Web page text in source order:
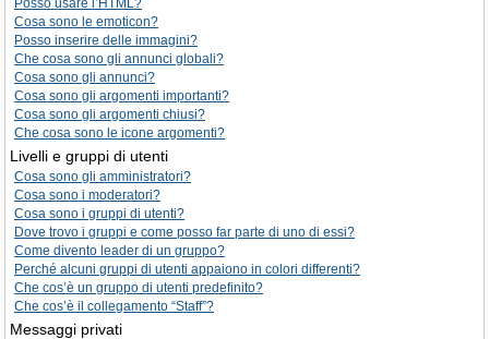
Posso usare l’HTML?
Cosa sono le emoticon?
Posso inserire delle immagini?
Che cosa sono gli annunci globali?
Cosa sono gli annunci?
Cosa sono gli argomenti importanti?
Cosa sono gli argomenti chiusi?
Che cosa sono le icone argomenti?
Livelli e gruppi di utenti
Cosa sono gli amministratori?
Cosa sono i moderatori?
Cosa sono i gruppi di utenti?
Dove trovo i gruppi e come posso far parte di uno di essi?
Come divento leader di un gruppo?
Perché alcuni gruppi di utenti appaiono in colori differenti?
Che cos’è un gruppo di utenti predefinito?
Che cos’è il collegamento “Staff”?
Messaggi privati